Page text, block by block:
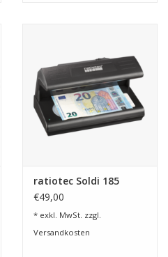
ratiotec Soldi 185
€49,00
* exkl. MwSt. zzgl.
Versandkosten